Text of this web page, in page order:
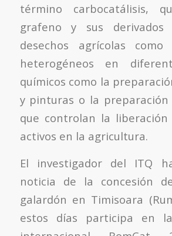
término carbocatálisis,
grafeno y sus
desechos agrícolas como
heterogéneos en
químicos como la
y pinturas o la preparación
que controlan la
activos en la agricultura.
El investigador del ITQ
noticia de la concesión
galardón en Timisoara
estos días participa en